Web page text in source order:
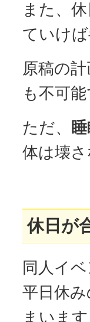
また、
ていけ
原稿の
も不可
ただ、
体は壊
休日が
同人イ
平日休
まいます